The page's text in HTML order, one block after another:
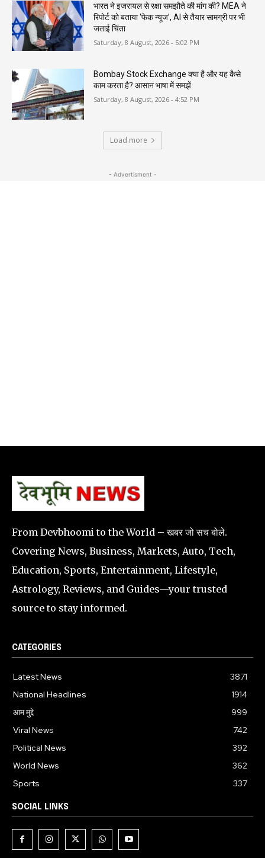
भारत ने इजरायल से रक्षा समझौते की मांग की? MEA ने
रिपोर्ट को बताया ‘फेक न्यूज’, AI से तैयार सामग्री पर भी
जताई चिंता
Saturday, 8 August, 2026 - 5:02 PM
Bombay Stock Exchange क्या है और यह कैसे
काम करता है? आसान भाषा में समझें
Saturday, 8 August, 2026 - 4:52 PM
Load more
- Advertisment -
From Devbhoomi to the World – खबर जो सच बोले.
Covering News, Business, Markets, Auto, Tech,
Education, Sports, Entertainment, Lifestyle,
Astrology, Reviews, and Guides—your trusted
source to stay informed.
CATEGORIES
Latest News
3871
National Headlines
1914
आम मुद्दे
999
Viral News
742
Political News
392
World News
362
Sports
337
SOCIAL LINKS